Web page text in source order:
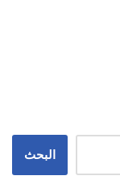
البحث